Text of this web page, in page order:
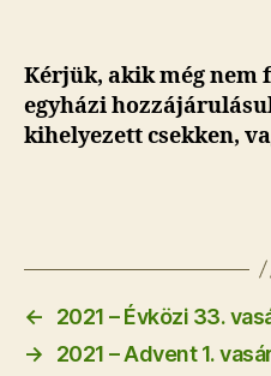
Kérjük, akik még nem
egyházi
kihelyezett csekken,
←
2021 – Évközi 33.
→
2021 – Advent 1.